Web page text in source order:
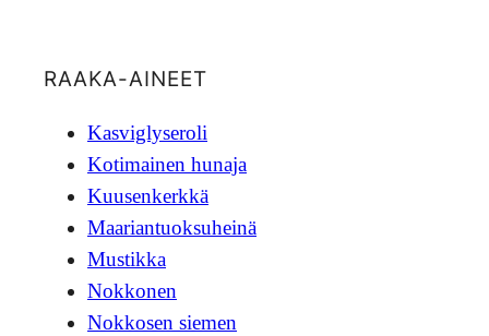
RAAKA-AINEET
Kasviglyseroli
Kotimainen hunaja
Kuusenkerkkä
Maariantuoksuheinä
Mustikka
Nokkonen
Nokkosen siemen